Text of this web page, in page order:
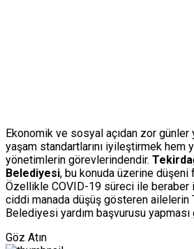
Ekonomik ve sosyal açıdan zor günler
yaşam standartlarını iyileştirmek hem
yönetimlerin görevlerindendir.
Belediyesi, bu konuda üzerine düşeni
Özellikle COVID-19 süreci ile beraber
ciddi manada düşüş gösteren ailelerin
Belediyesi yardım başvurusu yapması
Göz Atın